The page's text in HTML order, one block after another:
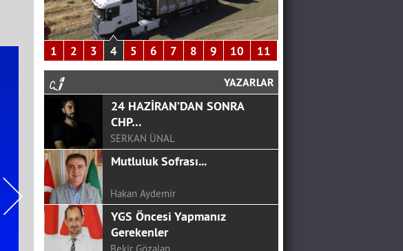
1 2 3 4 5 6 7 8 9 10 11
YAZARLAR
Yüzleşsek Mi Artık
Ali Eskalen
NEREYE KADAR!
24 HAZİRAN’DAN SONRA
CHP…
SERKAN ÜNAL
Mutluluk Sofrası...
Hakan Aydemir
YGS Öncesi Yapmanız
Gerekenler